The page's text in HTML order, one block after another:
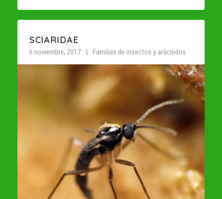
SCIARIDAE
6 noviembre, 2017 Familias de insectos y arácnidos